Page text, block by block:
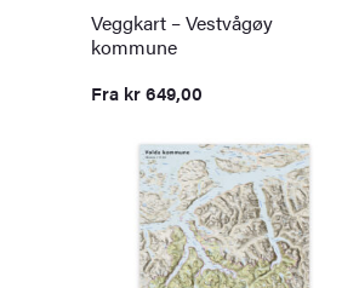
Veggkart – Vestvågøy
kommune
Fra kr649,00